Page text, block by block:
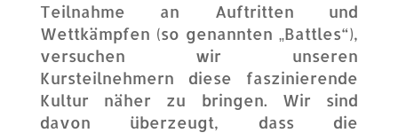
Teilnahme an Auftritten und
Wettkämpfen (so genannten „Battles“),
versuchen wir unseren
Kursteilnehmern diese faszinierende
Kultur näher zu bringen. Wir sind
davon überzeugt, dass die